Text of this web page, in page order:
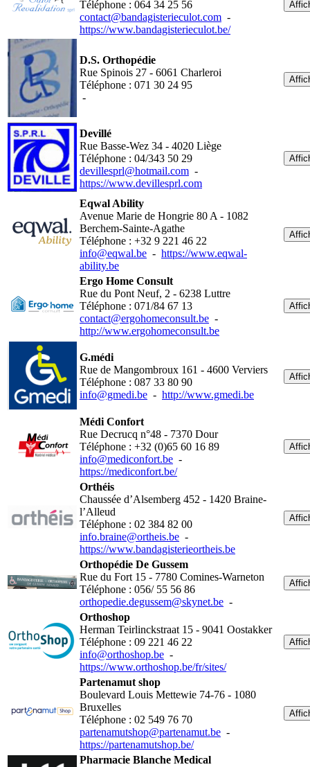
Téléphone : 064 34 25 56
contact@bandagisterieculot.com -
https://www.bandagisterieculot.be/
D.S. Orthopédie
Rue Spinois 27 - 6061 Charleroi
Téléphone : 071 30 24 95
-
Devillé
Rue Basse-Wez 34 - 4020 Liège
Téléphone : 04/343 50 29
devillesprl@hotmail.com -
https://www.devillesprl.com
Eqwal Ability
Avenue Marie de Hongrie 80 A - 1082
Berchem-Sainte-Agathe
Téléphone : +32 9 221 46 22
info@eqwal.be - https://www.eqwal-
ability.be
Ergo Home Consult
Rue du Pont Neuf, 2 - 6238 Luttre
Téléphone : 071/84 67 13
contact@ergohomeconsult.be -
http://www.ergohomeconsult.be
G.médi
Rue de Mangombroux 161 - 4600 Verviers
Téléphone : 087 33 80 90
info@gmedi.be - http://www.gmedi.be
Médi Confort
Rue Decrucq n°48 - 7370 Dour
Téléphone : +32 (0)65 60 16 89
info@mediconfort.be -
https://mediconfort.be/
Orthéis
Chaussée d’Alsemberg 452 - 1420 Braine-
l’Alleud
Téléphone : 02 384 82 00
info.braine@ortheis.be -
https://www.bandagisterieortheis.be
Orthopédie De Gussem
Rue du Fort 15 - 7780 Comines-Warneton
Téléphone : 056/ 55 56 86
orthopedie.degussem@skynet.be -
Orthoshop
Herman Teirlinckstraat 15 - 9041 Oostakker
Téléphone : 09 221 46 22
info@orthoshop.be -
https://www.orthoshop.be/fr/sites/
Partenamut shop
Boulevard Louis Mettewie 74-76 - 1080
Bruxelles
Téléphone : 02 549 76 70
partenamutshop@partenamut.be -
https://partenamutshop.be/
Pharmacie Blanche Medical